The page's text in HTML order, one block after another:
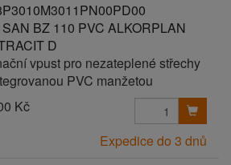
BZ 110 PVC ALKORPLAN
D
vpust pro nezateplené střechy
PVC manžetou
Kč
Expedice do 3 dnů